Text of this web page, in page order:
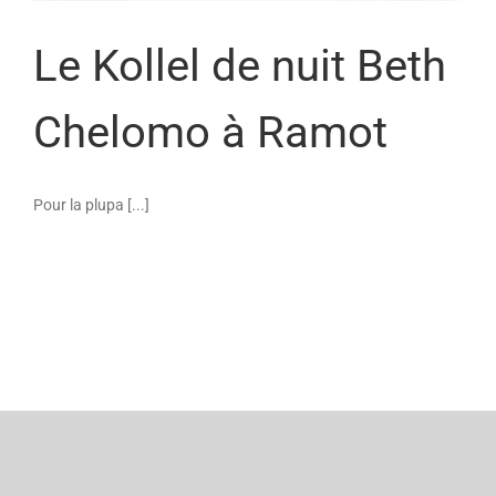
Le Kollel de nuit Beth
Chelomo à Ramot
Pour la plupa [...]